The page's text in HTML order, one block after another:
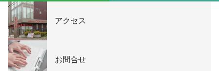
アクセス
お問合せ